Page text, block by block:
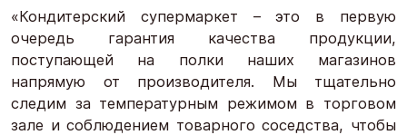
«Кондитерский супермаркет – это в первую
очередь гарантия качества продукции,
поступающей на полки наших магазинов
напрямую от производителя. Мы тщательно
следим за температурным режимом в торговом
зале и соблюдением товарного соседства, чтобы